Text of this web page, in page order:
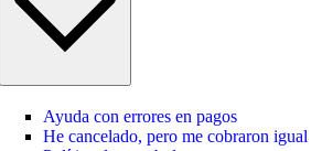
Ayuda con errores en pagos
He cancelado, pero me cobraron igual